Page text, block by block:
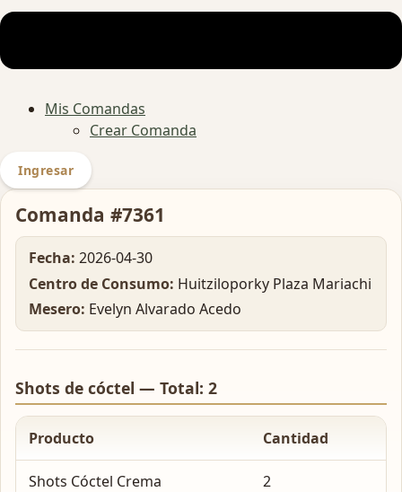
Mis Comandas
Crear Comanda
Ingresar
Comanda #7361
Fecha: 2026-04-30
Centro de Consumo: Huitziloporky Plaza Mariachi
Mesero: Evelyn Alvarado Acedo
Shots de cóctel — Total: 2
Producto Cantidad
Shots Cóctel Crema 2